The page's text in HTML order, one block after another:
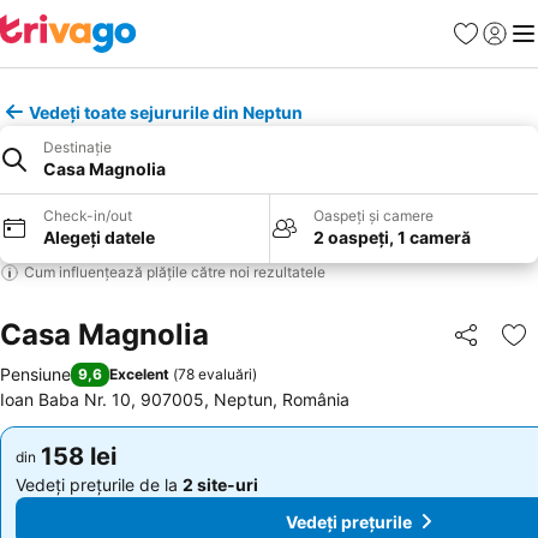
Favorite
Vedeți toate sejururile din Neptun
Destinație
Casa Magnolia
Check-in/out
Alegeți datele
Oaspeți și camere
2 oaspeți, 1 cameră
Cum influențează plățile către noi rezultatele
Casa Magnolia Distribuiți
Pensiune 9,6 Excelent (78 evaluări)
Ioan Baba Nr. 10, 907005, Neptun, România
din 158 lei
Vedeți prețurile de la 2 site-uri
Vedeți prețurile
din 158 lei
Vedeți prețurile de la 2 site-uri
Vedeți prețurile